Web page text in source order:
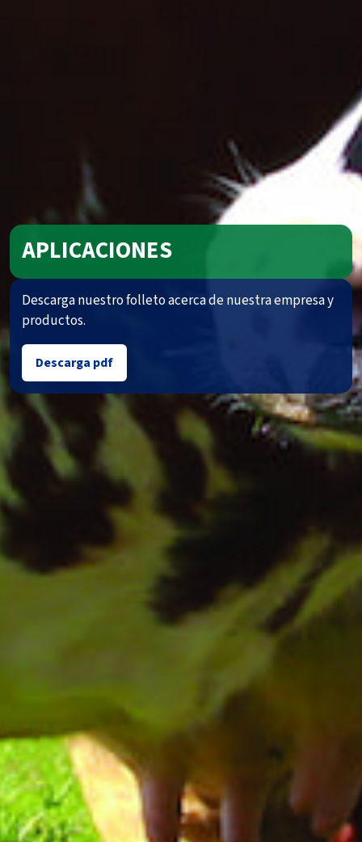
APLICACIONES
Descarga nuestro folleto acerca de nuestra empresa y
productos.
Descarga pdf